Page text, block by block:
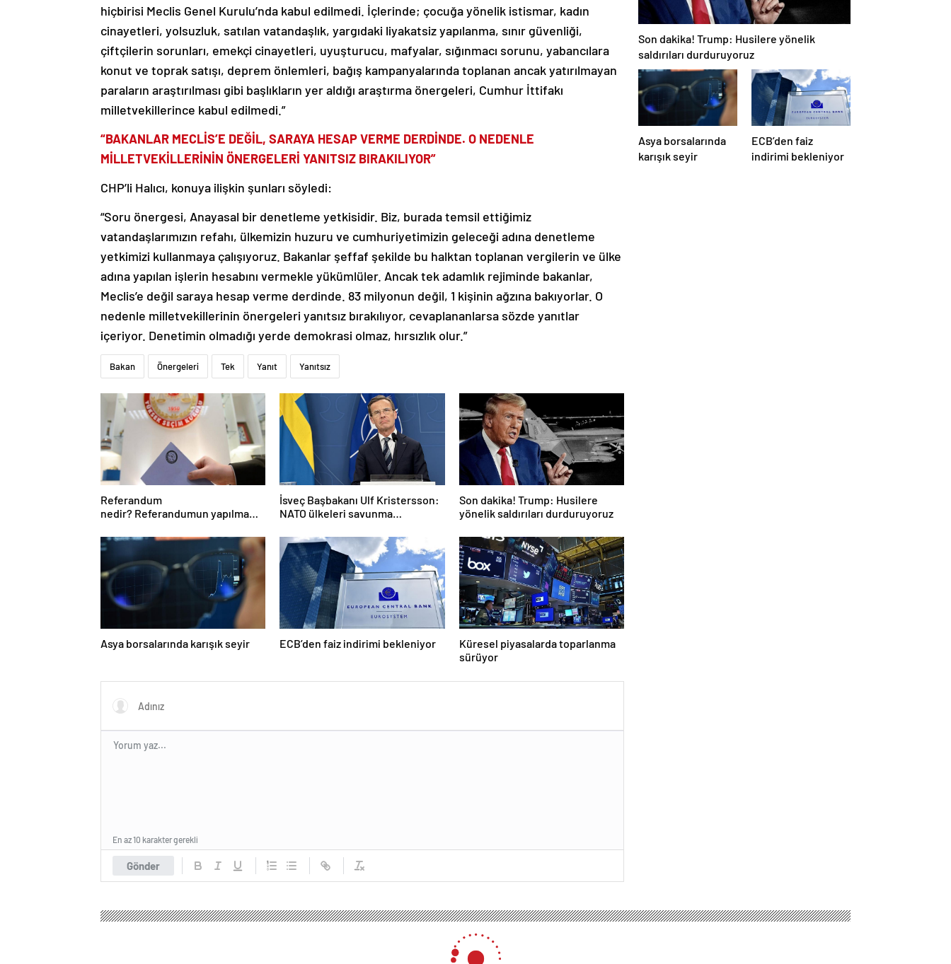
hiçbirisi Meclis Genel Kurulu’nda kabul edilmedi. İçlerinde; çocuğa yönelik istismar, kadın
cinayetleri, yolsuzluk, satılan vatandaşlık, yargıdaki liyakatsiz yapılanma, sınır güvenliği,
çiftçilerin sorunları, emekçi cinayetleri, uyuşturucu, mafyalar, sığınmacı sorunu, yabancılara
konut ve toprak satışı, deprem önlemleri, bağış kampanyalarında toplanan ancak yatırılmayan
paraların araştırılması gibi başlıkların yer aldığı araştırma önergeleri, Cumhur İttifakı
milletvekillerince kabul edilmedi.”
“BAKANLAR MECLİS’E DEĞİL, SARAYA HESAP VERME DERDİNDE. O NEDENLE
MİLLETVEKİLLERİNİN ÖNERGELERİ YANITSIZ BIRAKILIYOR”
CHP’li Halıcı, konuya ilişkin şunları söyledi:
“Soru önergesi, Anayasal bir denetleme yetkisidir. Biz, burada temsil ettiğimiz
vatandaşlarımızın refahı, ülkemizin huzuru ve cumhuriyetimizin geleceği adına denetleme
yetkimizi kullanmaya çalışıyoruz. Bakanlar şeffaf şekilde bu halktan toplanan vergilerin ve ülke
adına yapılan işlerin hesabını vermekle yükümlüler. Ancak tek adamlık rejiminde bakanlar,
Meclis’e değil saraya hesap verme derdinde. 83 milyonun değil, 1 kişinin ağzına bakıyorlar. O
nedenle milletvekillerinin önergeleri yanıtsız bırakılıyor, cevaplananlarsa sözde yanıtlar
içeriyor. Denetimin olmadığı yerde demokrasi olmaz, hırsızlık olur.”
Bakan Önergeleri Tek Yanıt Yanıtsız
Referandum
nedir? Referandumun yapılma
İsveç Başbakanı Ulf Kristersson:
NATO ülkeleri savunma
Son dakika! Trump: Husilere
yönelik saldırıları durduruyoruz
Asya borsalarında karışık seyir ECB’den faiz indirimi bekleniyor
Küresel piyasalarda toparlanma
sürüyor
Gönder
En az 10 karakter gerekli
Son dakika! Trump: Husilere yönelik
saldırıları durduruyoruz
Asya borsalarında
karışık seyir
ECB’den faiz
indirimi bekleniyor